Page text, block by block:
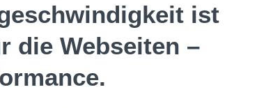
ist
die Webseiten –